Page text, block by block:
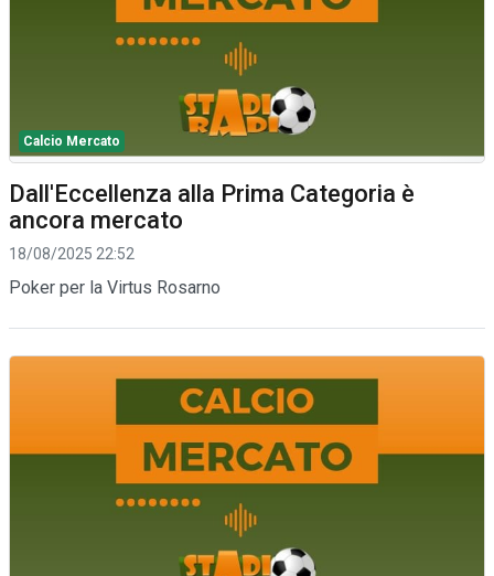
Calcio Mercato
Dall'Eccellenza alla Prima Categoria è
ancora mercato
18/08/2025 22:52
Poker per la Virtus Rosarno